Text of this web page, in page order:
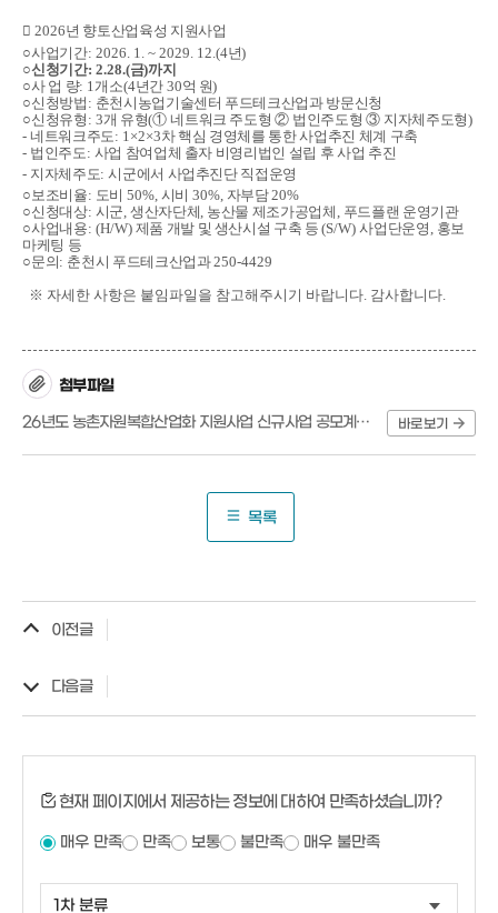
󰊲 2026년 향토산업육성 지원사업
○사업기간: 2026. 1. ~ 2029. 12.(4년)
○신청기간: 2.28.(금)까지
○사 업 량: 1 개소(4년간 30억 원)
○신청방법 : 춘천시농업기술센터 푸드테크산업과 방문신청
○신청유형 : 3개 유형(① 네트워크 주도형② 법인주도형 ③ 지자체주도형)
- 네트워크주도 : 1×2×3차 핵심 경영체를 통한 사업추진 체계 구축
- 법인주도 : 사업 참여업체 출자 비영리법인 설립 후 사업 추진
- 지자체주도:시군에서 사업추진단 직접운영
○ 보조비율: 도비 50%, 시비 30%, 자부담20%
○신청대상: 시군 생산자단체 농산물 제조가공업체
푸드플랜 운영기관
○사업내용: (H/W) 제품 개발 및 생산시설 구축 등(S/W)사업단운영
홍보
마케팅 등
○문의: 춘천시 푸드테크산업과250-4429
※ 자세한 사항은 붙임파일을 참고해주시기 바랍니다. 감사합니다.
첨부파일
26년도 농촌자원복합산업화 지원사업 신규사업 공모계획.hwp
바로보기
목록
이전글
다음글
현재 페이지에서 제공하는 정보에 대하여 만족하셨습니까?
매우 만족 만족 보통 불만족 매우 불만족